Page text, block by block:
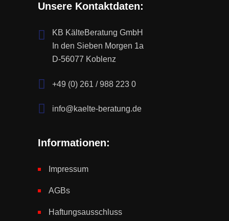
Unsere Kontaktdaten:
KB KälteBeratung GmbH
In den Sieben Morgen 1a
D-56077 Koblenz
+49 (0) 261 / 988 223 0
info@kaelte-beratung.de
Informationen:
Impressum
AGBs
Haftungsausschluss